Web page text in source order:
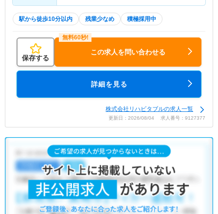
駅から徒歩10分以内 残業少なめ 積極採用中
保存する
この求人を問い合わせる
詳細を見る
株式会社リハビタブルの求人一覧
更新日：2026/08/04 求人番号：9127377